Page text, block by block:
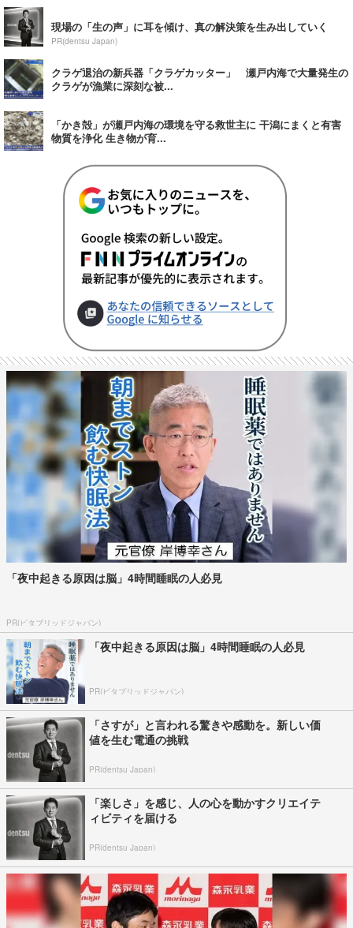
現場の「生の声」に耳を傾け、真の解決策を生み出していく
PR(dentsu Japan)
クラゲ退治の新兵器「クラゲカッター」 瀬戸内海で大量発生の
クラゲが漁業に深刻な被...
「かき殻」が瀬戸内海の環境を守る救世主に 干潟にまくと有害
物質を浄化 生き物が育...
「夜中起きる原因は脳」4時間睡眠の人必見
PR(ビタブリッドジャパン)
「夜中起きる原因は脳」4時間睡眠の人必見
PR(ビタブリッドジャパン)
「さすが」と言われる驚きや感動を。新しい価
値を生む電通の挑戦
PR(dentsu Japan)
「楽しさ」を感じ、人の心を動かすクリエイテ
ィビティを届ける
PR(dentsu Japan)